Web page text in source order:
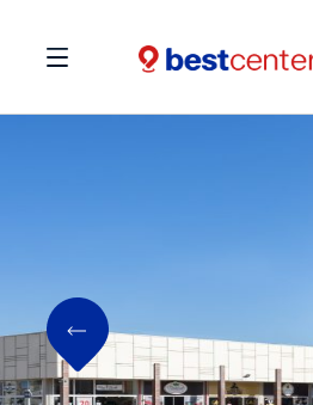
Previous